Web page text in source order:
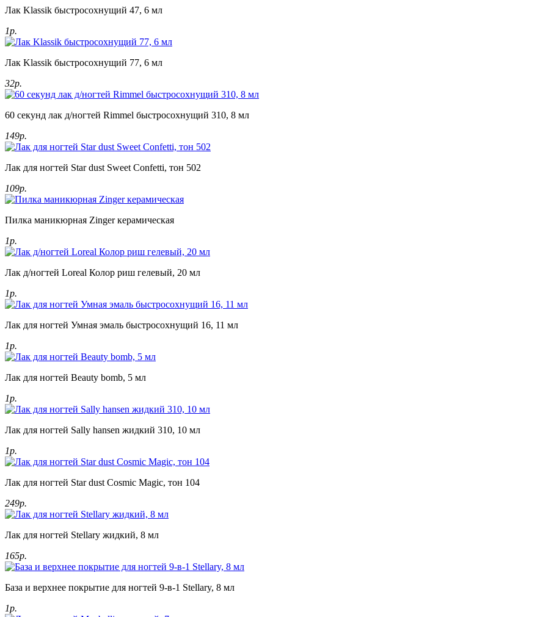
Лак Klassik быстросохнущий 47, 6 мл
1р.
Лак Klassik быстросохнущий 77, 6 мл
32р.
60 секунд лак д/ногтей Rimmel быстросохнущий 310, 8 мл
149р.
Лак для ногтей Star dust Sweet Confetti, тон 502
109р.
Пилка маникюрная Zinger керамическая
1р.
Лак д/ногтей Loreal Колор риш гелевый, 20 мл
1р.
Лак для ногтей Умная эмаль быстросохнущий 16, 11 мл
1р.
Лак для ногтей Beauty bomb, 5 мл
1р.
Лак для ногтей Sally hansen жидкий 310, 10 мл
1р.
Лак для ногтей Star dust Cosmic Magic, тон 104
249р.
Лак для ногтей Stellary жидкий, 8 мл
165р.
База и верхнее покрытие для ногтей 9-в-1 Stellary, 8 мл
1р.